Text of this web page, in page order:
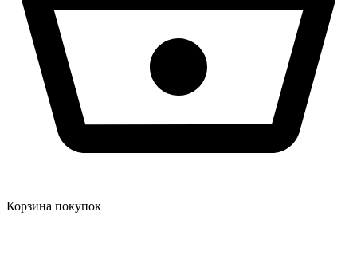
Корзина покупок